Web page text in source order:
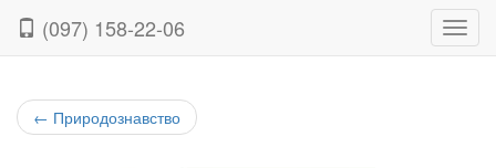
(097) 158-22-06
← Природознавство